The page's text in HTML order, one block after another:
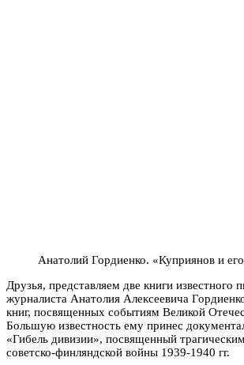
Анатолий Гордиенко. «Куприянов и
Друзья, представляем две книги известного
журналиста Анатолия Алексеевича
книг, посвященных событиям Великой
Большую известность ему принес
«Гибель дивизии», посвященный
советско-финляндской войны 1939-1940 гг.